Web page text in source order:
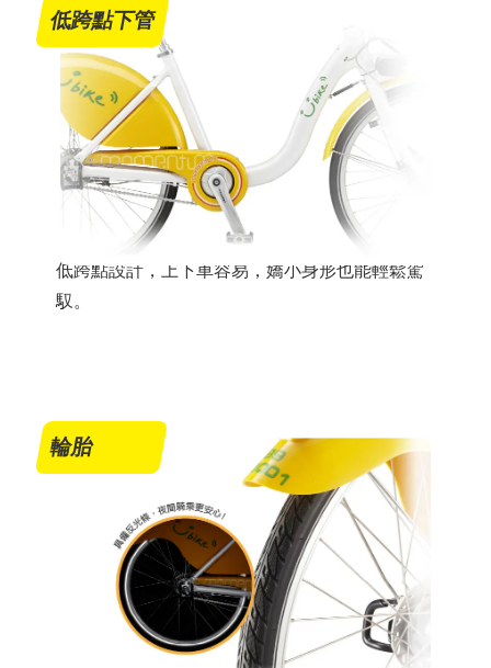
低跨點下管
低跨點設計，上下車容易，嬌小身形也能輕鬆駕
馭。
輪胎